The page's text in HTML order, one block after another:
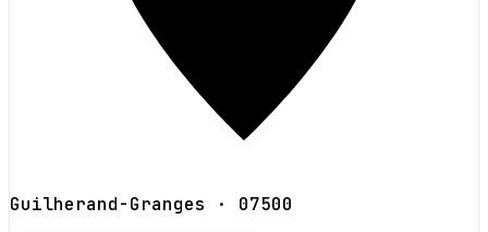
Guilherand-Granges · 07500